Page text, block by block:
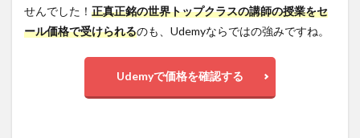
せんでした！ 正真正銘の世界トップクラスの講師の授業をセ
ール価格で受けられるのも、Udemyならではの強みですね。
Udemyで価格を確認する